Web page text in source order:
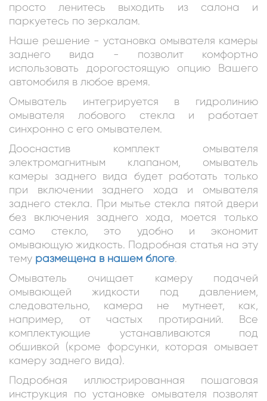
просто ленитесь выходить из салона и
паркуетесь по зеркалам.
Наше решение - установка омывателя камеры
заднего вида - позволит комфортно
использовать дорогостоящую опцию Вашего
автомобиля в любое время.
Омыватель интегрируется в гидролинию
омывателя лобового стекла и работает
синхронно с его омывателем.
Дооснастив комплект омывателя
электромагнитным клапаном, омыватель
камеры заднего вида будет работать только
при включении заднего хода и омывателя
заднего стекла. При мытье стекла пятой двери
без включения заднего хода, моется только
само стекло, это удобно и экономит
омывающую жидкость. Подробная статья на эту
тему размещена в нашем блоге.
Омыватель очищает камеру подачей
омывающей жидкости под давлением,
следовательно, камера не мутнеет, как,
например, от частых протираний. Все
комплектующие устанавливаются под
обшивкой (кроме форсунки, которая омывает
камеру заднего вида).
Подробная иллюстрированная пошаговая
инструкция по установке омывателя позволят